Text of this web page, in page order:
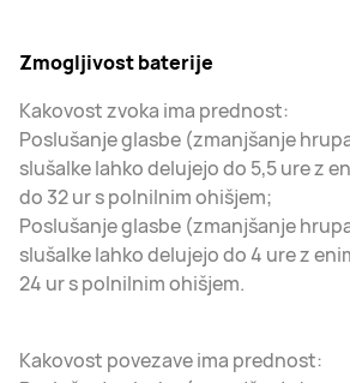
Zmogljivost baterije
Kakovost zvoka ima prednost:
Poslušanje glasbe (zmanjšanje
slušalke lahko delujejo do 5,5 ure z
do 32 ur s polnilnim ohišjem;
Poslušanje glasbe (zmanjšanje
slušalke lahko delujejo do 4 ure z
24 ur s polnilnim ohišjem.
Kakovost povezave ima prednost: